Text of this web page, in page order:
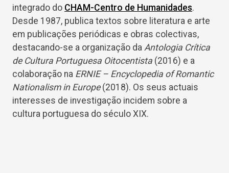
integrado do CHAM-Centro de Humanidades.
Desde 1987, publica textos sobre literatura e arte
em publicações periódicas e obras colectivas,
destacando-se a organização da Antologia Crítica
de Cultura Portuguesa Oitocentista (2016) e a
colaboração na ERNIE – Encyclopedia of Romantic
Nationalism in Europe(2018). Os seus actuais
interesses de investigação incidem sobre a
cultura portuguesa do século XIX.